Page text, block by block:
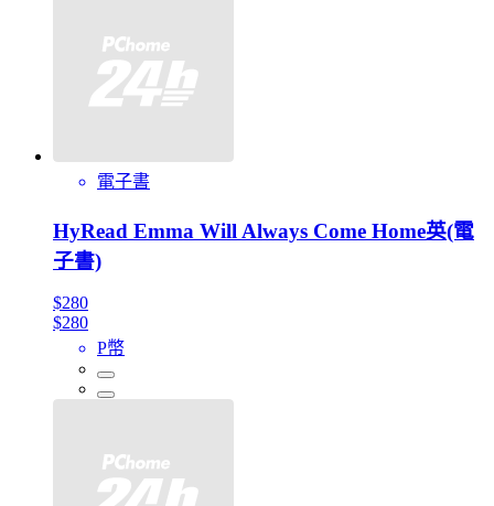
電子書
HyRead Emma Will Always Come Home英(電
子書)
$280
$280
P幣